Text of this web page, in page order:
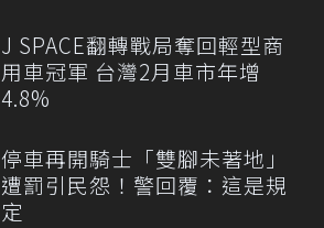
J SPACE翻轉戰局奪回輕型商
用車冠軍 台灣2月車市年增
4.8%
停車再開騎士「雙腳未著地」
遭罰引民怨！警回覆：這是規
定